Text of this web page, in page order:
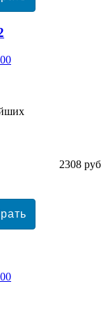
2308 руб